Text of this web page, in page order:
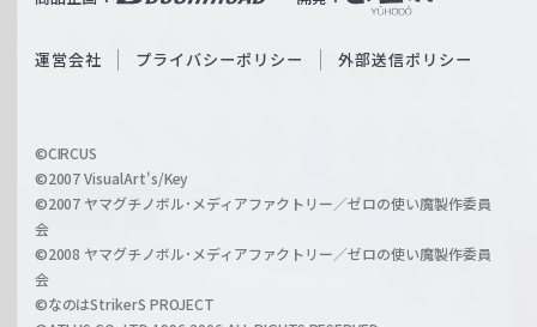
c
a
r
z
O
i
l
h
運営会社 プライバシーポリシー 外部送信ポリシー
©CIRCUS
©2007 VisualArt's/Key
©2007 ヤマグチノボル･メディアファクトリー／ゼロの使い魔製作委員
会
©2008 ヤマグチノボル･メディアファクトリー／ゼロの使い魔製作委員
会
©なのはStrikerS PROJECT